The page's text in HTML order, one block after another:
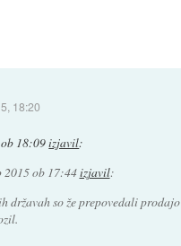
18:20
18:09izjavil:
2015 ob 17:44izjavil:
državah so že prepovedali prodajo